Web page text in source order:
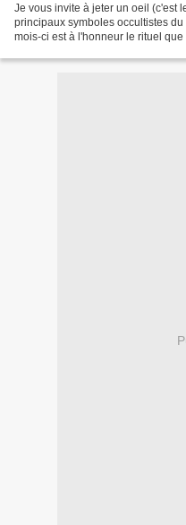
Je vous invite à jeter un oeil (c'est
principaux symboles occultistes
mois-ci est à l'honneur le rituel que